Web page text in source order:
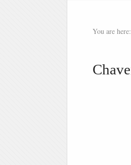
You are here: